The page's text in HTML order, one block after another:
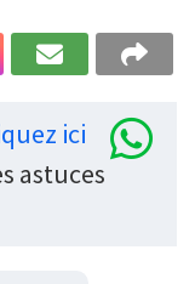
ici
astuces